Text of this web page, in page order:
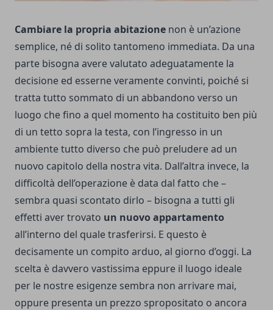
Cambiare la propria abitazione non è un’azione
semplice, né di solito tantomeno immediata. Da una
parte bisogna avere valutato adeguatamente la
decisione ed esserne veramente convinti, poiché si
tratta tutto sommato di un abbandono verso un
luogo che fino a quel momento ha costituito ben più
di un tetto sopra la testa, con l’ingresso in un
ambiente tutto diverso che può preludere ad un
nuovo capitolo della nostra vita. Dall’altra invece, la
difficoltà dell’operazione è data dal fatto che –
sembra quasi scontato dirlo – bisogna a tutti gli
effetti aver trovato un nuovo appartamento
all’interno del quale trasferirsi. E questo è
decisamente un compito arduo, al giorno d’oggi. La
scelta è davvero vastissima eppure il luogo ideale
per le nostre esigenze sembra non arrivare mai,
oppure presenta un prezzo spropositato o ancora